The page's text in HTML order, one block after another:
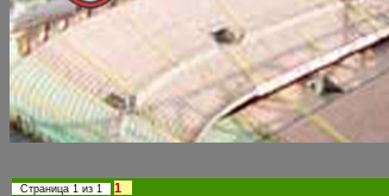
Страница 1 из 1 1